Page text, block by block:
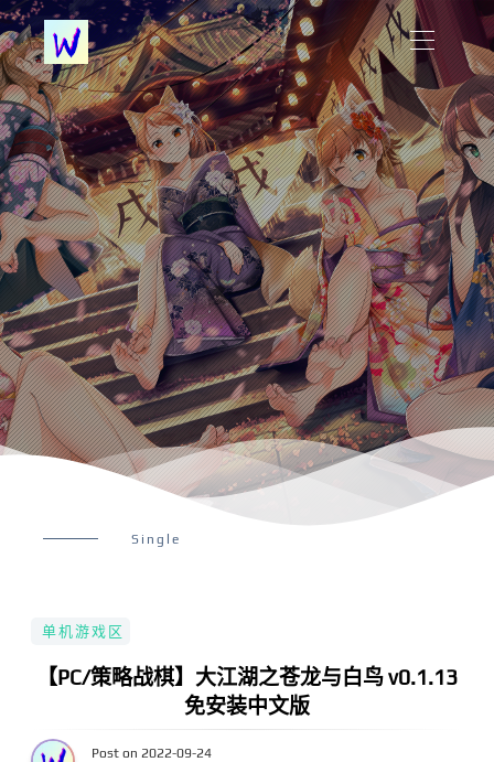
Single
单机游戏区
【PC/策略战棋】大江湖之苍龙与白鸟 v0.1.13
免安装中文版
Post on 2022-09-24